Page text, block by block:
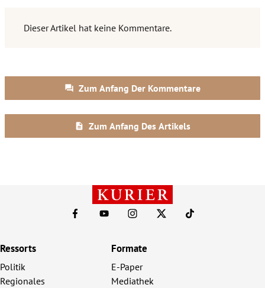
Ressorts
Politik
Regionales
Formate
E-Paper
Mediathek